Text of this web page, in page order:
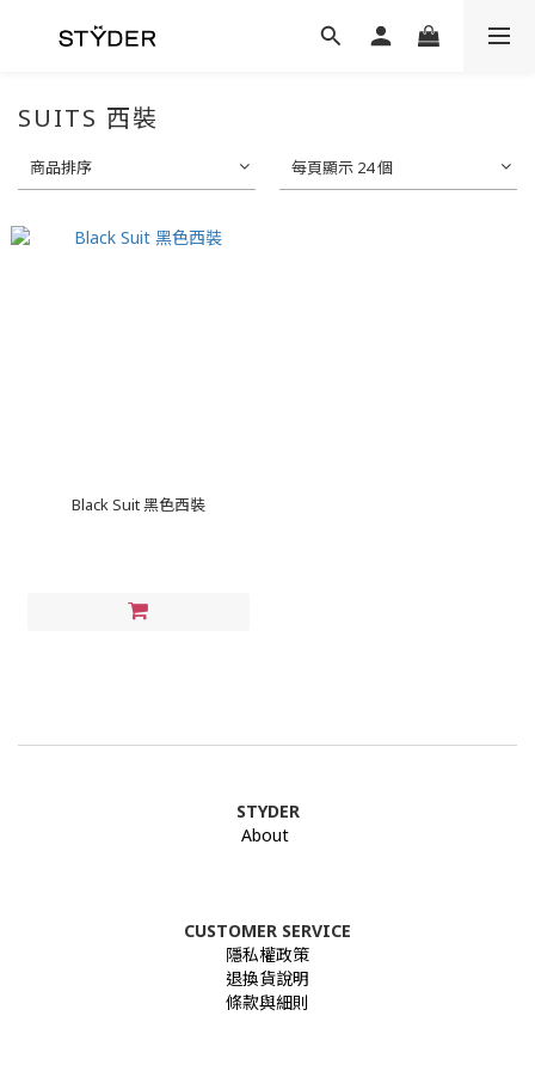
SUITS 西裝
商品排序 每頁顯示 24 個
Black Suit 黑色西裝
STYDER
About
CUSTOMER SERVICE
隱私權政策
退換貨說明
條款與細則